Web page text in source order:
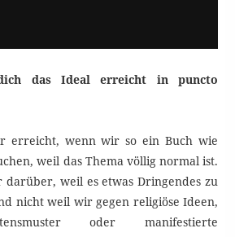
das Ideal erreicht in puncto
erreicht, wenn wir so ein Buch wie
weil das Thema völlig normal ist.
weil es etwas Dringendes zu
nicht weil wir gegen religiöse Ideen,
oder manifestierte